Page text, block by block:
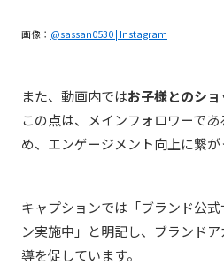
画像： @sassan0530 | Instagram
また、動画内ではお子様とのショ
この点は、メインフォロワーで
め、エンゲージメント向上に繋が
キャプションでは「ブランド公
ン実施中」と明記し、ブランド
導を促しています。